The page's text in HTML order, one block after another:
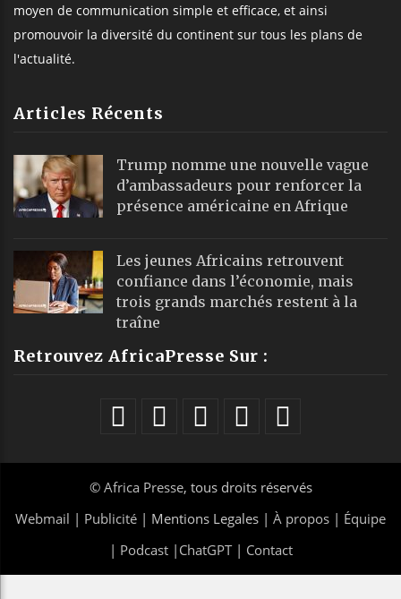
moyen de communication simple et efficace, et ainsi
promouvoir la diversité du continent sur tous les plans de
l'actualité.
Articles Récents
Trump nomme une nouvelle vague
d’ambassadeurs pour renforcer la
présence américaine en Afrique
Les jeunes Africains retrouvent
confiance dans l’économie, mais
trois grands marchés restent à la
traîne
Retrouvez AfricaPresse Sur :
© Africa Presse, tous droits réservés
Webmail | Publicité | Mentions Legales | À propos | Équipe
| Podcast| ChatGPT| Contact